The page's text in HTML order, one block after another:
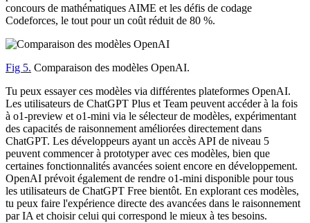
concours de mathématiques AIME et les défis de codage
Codeforces, le tout pour un coût réduit de 80 %.
Fig 5. Comparaison des modèles OpenAI.
Tu peux essayer ces modèles via différentes plateformes OpenAI.
Les utilisateurs de ChatGPT Plus et Team peuvent accéder à la fois
à o1-preview et o1-mini via le sélecteur de modèles, expérimentant
des capacités de raisonnement améliorées directement dans
ChatGPT. Les développeurs ayant un accès API de niveau 5
peuvent commencer à prototyper avec ces modèles, bien que
certaines fonctionnalités avancées soient encore en développement.
OpenAI prévoit également de rendre o1-mini disponible pour tous
les utilisateurs de ChatGPT Free bientôt. En explorant ces modèles,
tu peux faire l'expérience directe des avancées dans le raisonnement
par IA et choisir celui qui correspond le mieux à tes besoins.